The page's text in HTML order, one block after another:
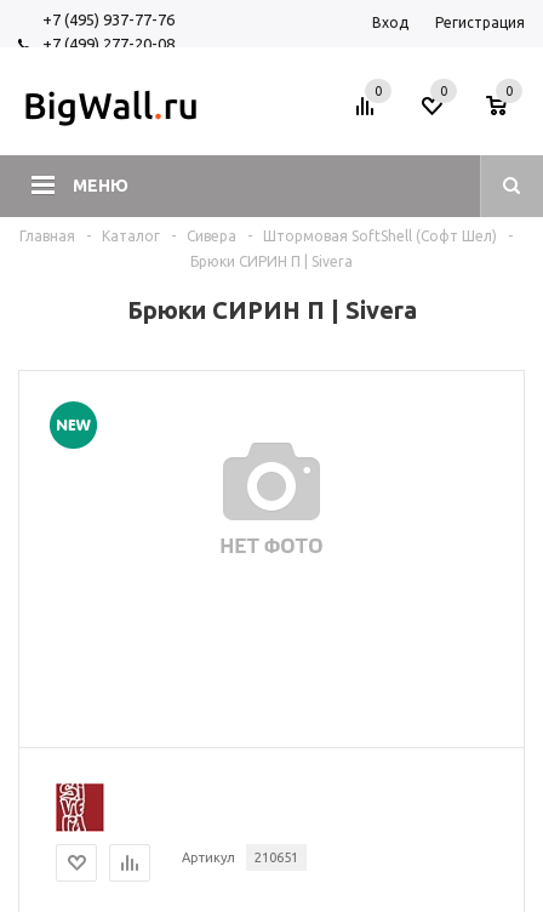
+7 (495) 937-77-76
+7 (499) 277-20-08
Вход Регистрация
МЕНЮ
0 0
0
Главная - Каталог - Сивера - Штормовая SoftShell (Софт Шел)
-
Брюки СИРИН П | Sivera
Брюки СИРИН П | Sivera
Артикул 210651